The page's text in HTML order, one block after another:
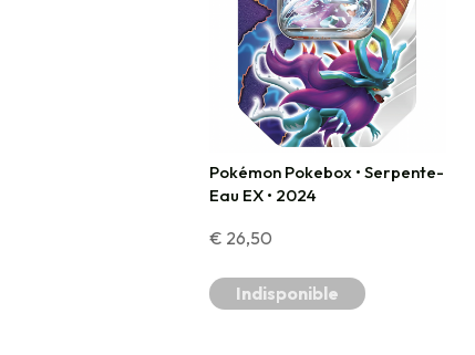
Pokémon Pokebox • Serpente-
Eau EX • 2024
€ 26,50
Indisponible